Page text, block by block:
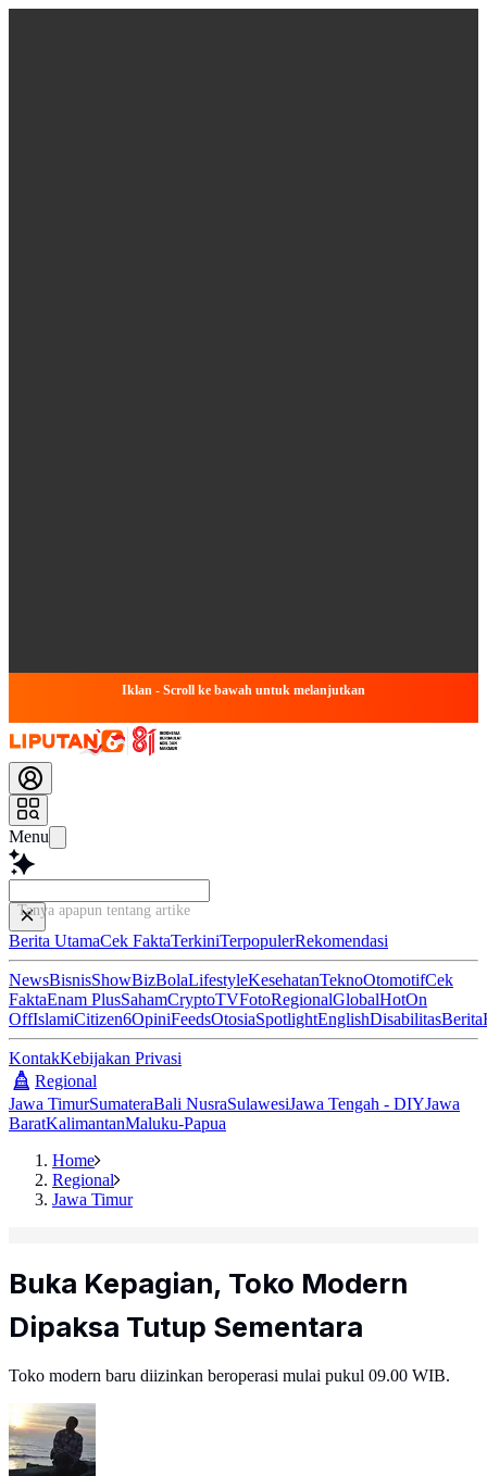
Iklan - Scroll ke bawah untuk melanjutkan
Menu
Tanya apapun tentang artikel ini...
Berita UtamaCek FaktaTerkiniTerpopulerRekomendasi
NewsBisnisShowBizBolaLifestyleKesehatanTeknoOtomotifCek
FaktaEnam PlusSahamCryptoTVFotoRegionalGlobalHotOn
OffIslamiCitizen6OpiniFeedsOtosiaSpotlightEnglishDisabilitasBerita
KontakKebijakan Privasi
Regional
Jawa TimurSumateraBali NusraSulawesiJawa Tengah - DIYJawa
BaratKalimantanMaluku-Papua
Home
Regional
Jawa Timur
Buka Kepagian, Toko Modern
Dipaksa Tutup Sementara
Toko modern baru diizinkan beroperasi mulai pukul 09.00 WIB.